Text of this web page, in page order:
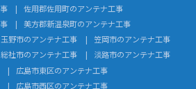
佐用郡佐用町のアンテナ工事
美方郡新温泉町のアンテナ工事
玉野市のアンテナ工事
笠岡市のアンテナ工事
総社市のアンテナ工事
淡路市のアンテナ工事
広島市東区のアンテナ工事
広島市西区のアンテナ工事